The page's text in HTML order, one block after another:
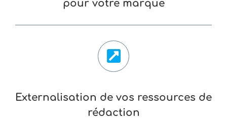
pour votre marque
Externalisation de vos ressources de
rédaction